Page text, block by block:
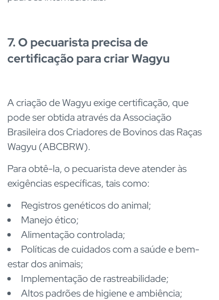
7. O pecuarista precisa de
certificação para criar Wagyu
A criação de Wagyu exige certificação, que
pode ser obtida através da Associação
Brasileira dos Criadores de Bovinos das Raças
Wagyu (ABCBRW).
Para obtê-la, o pecuarista deve atender às
exigências específicas, tais como:
Registros genéticos do animal;
Manejo ético;
Alimentação controlada;
Políticas de cuidados com a saúde e bem-
estar dos animais;
Implementação de rastreabilidade;
Altos padrões de higiene e ambiência;